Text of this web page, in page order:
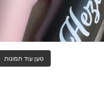
טען עוד תמונות